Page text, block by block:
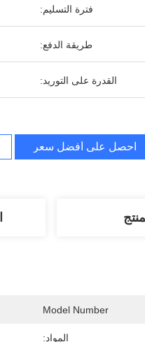
فترة التسليم:
طريقة الدفع:
القدرة على التوريد:
احصل على أفضل سعر
Model Number
المواد: